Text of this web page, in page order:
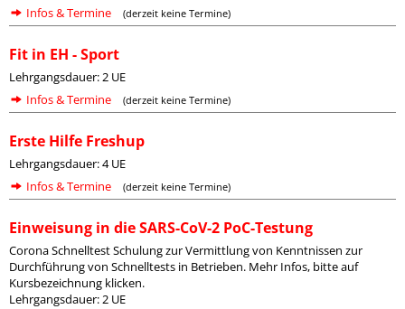
Infos & Termine
(derzeit keine Termine)
Fit in EH - Sport
Lehrgangsdauer: 2 UE
Infos & Termine
(derzeit keine Termine)
Erste Hilfe Freshup
Lehrgangsdauer: 4 UE
Infos & Termine
(derzeit keine Termine)
Einweisung in die SARS-CoV-2 PoC-Testung
Corona Schnelltest Schulung zur Vermittlung von Kenntnissen zur
Durchführung von Schnelltests in Betrieben. Mehr Infos, bitte auf
Kursbezeichnung klicken.
Lehrgangsdauer: 2 UE